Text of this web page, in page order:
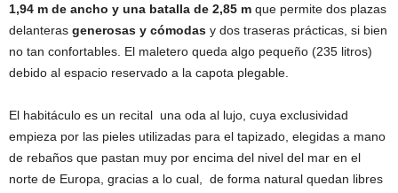
1,94 m de ancho y una batalla de 2,85 m que permite dos plazas
delanteras generosas y cómodas y dos traseras prácticas, si bien
no tan confortables. El maletero queda algo pequeño (235 litros)
debido al espacio reservado a la capota plegable.
El habitáculo es un recital una oda al lujo, cuya exclusividad
empieza por las pieles utilizadas para el tapizado, elegidas a mano
de rebaños que pastan muy por encima del nivel del mar en el
norte de Europa, gracias a lo cual, de forma natural quedan libres